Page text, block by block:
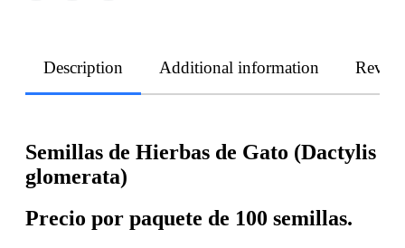
Description Additional information
Semillas de Hierbas de Gato (Dactylis
glomerata)
Precio por paquete de 100 semillas.